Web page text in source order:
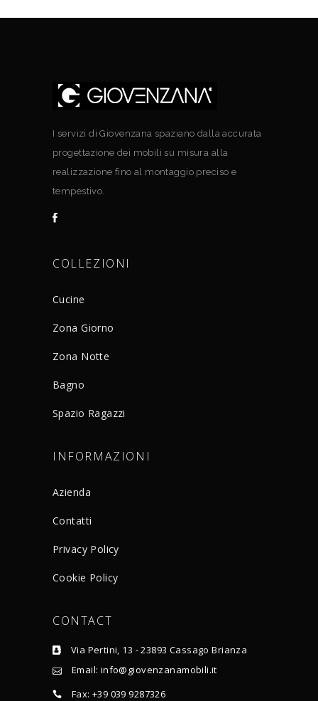
I servizi di Giovenzana spaziano dalla accurata
progettazione dei mobili su misura alla
realizzazione fino al montaggio preciso e
tempestivo.
COLLEZIONI
Cucine
Zona Giorno
Zona Notte
Bagno
Spazio Ragazzi
INFORMAZIONI
Azienda
Contatti
Privacy Policy
Cookie Policy
CONTACT
Via Pertini, 13 - 23893 Cassago Brianza
Email: info@giovenzanamobili.it
Fax: +39 039 9287326